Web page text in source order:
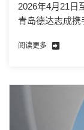
2026年4月21日
青岛德达志成
临展位，参观交
阅读更多